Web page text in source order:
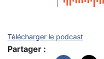
Télécharger le podcast
Partager :